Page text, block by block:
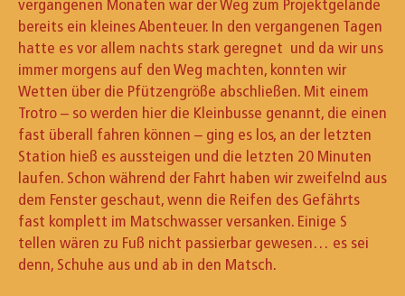
vergangenen Monaten war der Weg zum Projektgelände
bereits ein kleines Abenteuer. In den vergangenen Tagen
hatte es vor allem nachts stark geregnet und da wir uns
immer morgens auf den Weg machten, konnten wir
Wetten über die Pfützengröße abschließen. Mit einem
Trotro – so werden hier die Kleinbusse genannt, die einen
fast überall fahren können – ging es los, an der letzten
Station hieß es aussteigen und die letzten 20 Minuten
laufen. Schon während der Fahrt haben wir zweifelnd aus
dem Fenster geschaut, wenn die Reifen des Gefährts
fast komplett im Matschwasser versanken. Einige S
tellen wären zu Fuß nicht passierbar gewesen… es sei
denn, Schuhe aus und ab in den Matsch.